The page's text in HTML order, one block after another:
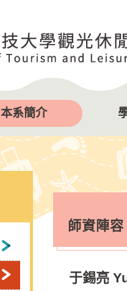
本系簡介
師資陣容
于錫亮